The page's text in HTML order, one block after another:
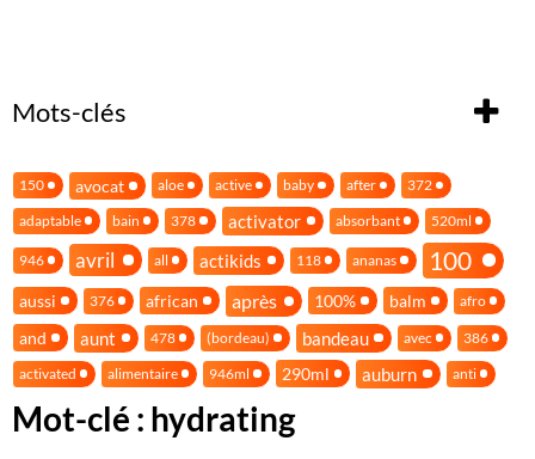
Mots-clés
150 avocat aloe active baby after
372
adaptable
bain 378 activator absorbant 520ml
946 avril all actikids 118 ananas 100
aussi 376 african après 100% balm afro
and aunt 478 (bordeau) bandeau avec
386
activated
alimentaire 946ml 290ml auburn anti
Mot-clé : hydrating